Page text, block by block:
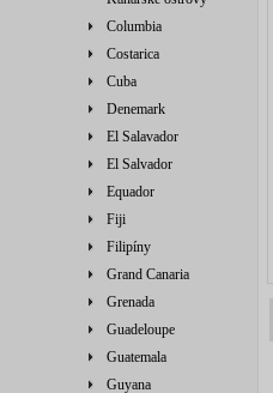
Columbia
Costarica
Cuba
Denemark
El Salavador
El Salvador
Equador
Fiji
Filipíny
Grand Canaria
Grenada
Guadeloupe
Guatemala
Guyana